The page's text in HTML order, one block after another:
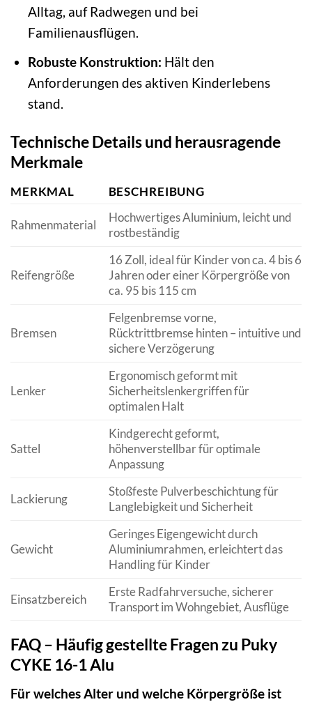
Alltag, auf Radwegen und bei
Familienausflügen.
Robuste Konstruktion: Hält den
Anforderungen des aktiven Kinderlebens
stand.
Technische Details und herausragende
Merkmale
MERKMAL BESCHREIBUNG
Rahmenmaterial
Hochwertiges Aluminium, leicht und
rostbeständig
Reifengröße
16 Zoll, ideal für Kinder von ca. 4 bis 6
Jahren oder einer Körpergröße von
ca. 95 bis 115 cm
Bremsen
Felgenbremse vorne,
Rücktrittbremse hinten – intuitive und
sichere Verzögerung
Lenker
Ergonomisch geformt mit
Sicherheitslenkergriffen für
optimalen Halt
Sattel
Kindgerecht geformt,
höhenverstellbar für optimale
Anpassung
Lackierung
Stoßfeste Pulverbeschichtung für
Langlebigkeit und Sicherheit
Gewicht
Geringes Eigengewicht durch
Aluminiumrahmen, erleichtert das
Handling für Kinder
Einsatzbereich
Erste Radfahrversuche, sicherer
Transport im Wohngebiet, Ausflüge
FAQ – Häufig gestellte Fragen zu Puky
CYKE 16-1 Alu
Für welches Alter und welche Körpergröße ist